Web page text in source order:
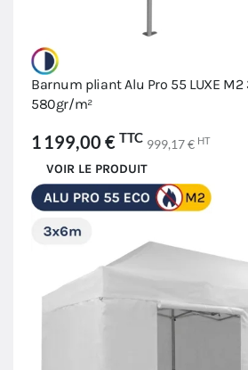
Barnum pliant Alu Pro 55 LUXE M2
580gr/m²
1 199,00 € TTC 999,17 € HT
VOIR LE PRODUIT